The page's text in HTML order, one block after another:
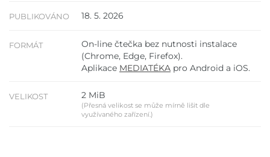
PUBLIKOVÁNO 18. 5. 2026
FORMÁT
On-line čtečka bez nutnosti instalace
(Chrome, Edge, Firefox).
Aplikace MEDIATÉKA pro Android a iOS.
VELIKOST 2 MiB
(Přesná velikost se může mírně lišit dle
využívaného zařízení.)